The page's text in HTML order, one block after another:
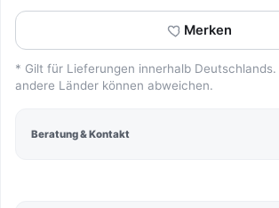
Merken
* Gilt für Lieferungen innerhalb
andere Länder können abweichen.
Beratung & Kontakt